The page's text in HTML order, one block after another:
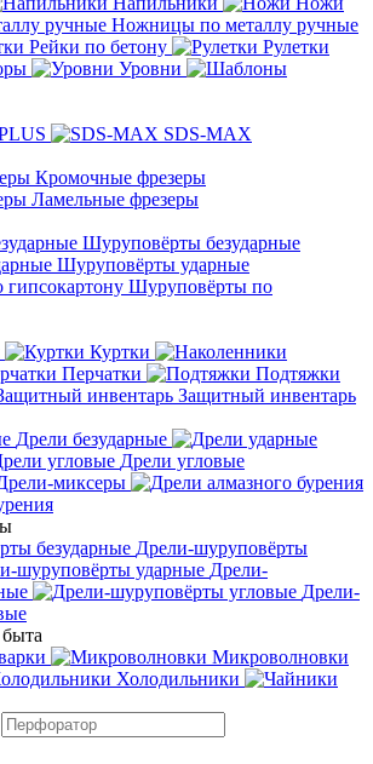
Ножницы по металлу ручные
Рейки по бетону
Рулетки
Уровни
SDS-MAX
Кромочные фрезеры
Ламельные фрезеры
Шуруповёрты безударные
Шуруповёрты ударные
Шуруповёрты по
Куртки
Перчатки
Подтяжки
Защитный инвентарь
Дрели безударные
Дрели угловые
миксеры
Дрели-шуруповёрты
Дрели-
Дрели-
Микроволновки
Холодильники